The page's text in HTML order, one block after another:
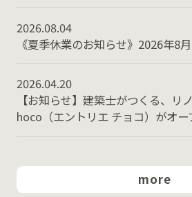
2026.08.04
《夏季休業のお知らせ》2026年8
2026.04.20
【お知らせ】建築士がつくる、リ
hoco（エントリエ チョコ）がオー
more